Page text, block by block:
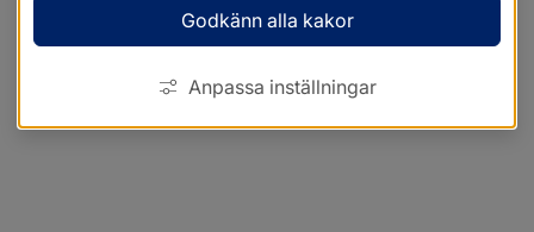
Godkänn alla kakor
Anpassa inställningar